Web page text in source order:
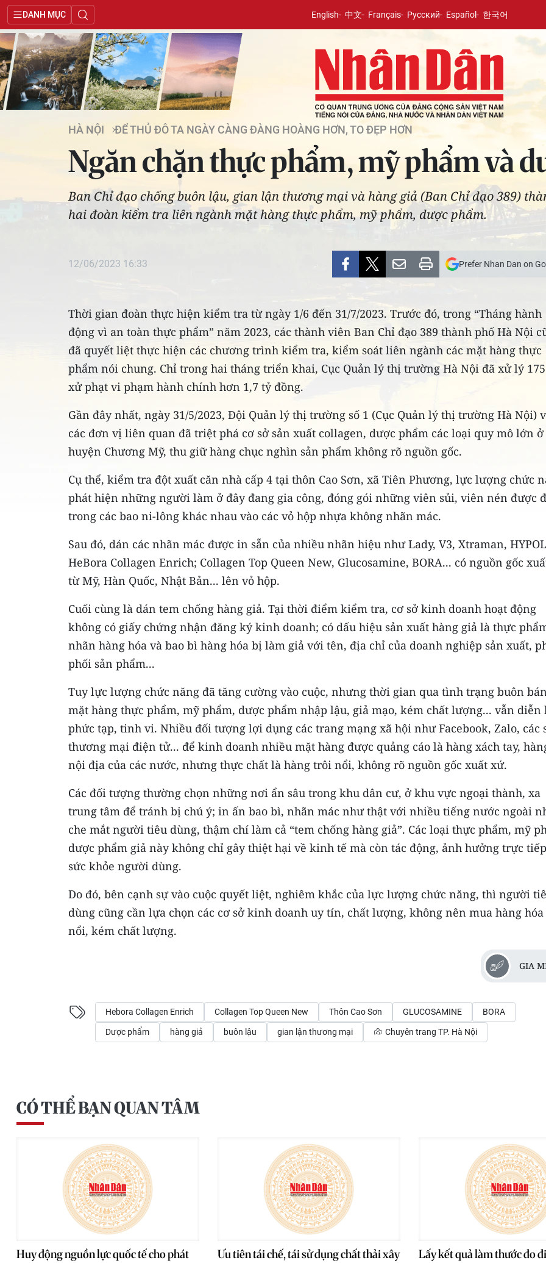
DANH MỤC English 中文 Français Русский Español 한국어
HÀ NỘI ĐỂ THỦ ĐÔ TA NGÀY CÀNG ĐÀNG HOÀNG HƠN, TO ĐẸP HƠN
Ngăn chặn thực phẩm, mỹ phẩm và
Ban Chỉ đạo chống buôn lậu, gian lận thương mại và hàng giả (Ban Chỉ đạo 389)
hai đoàn kiểm tra liên ngành mặt hàng thực phẩm, mỹ phẩm, dược phẩm.
12/06/2023 16:33 Prefer Nhan Dan on
Thời gian đoàn thực hiện kiểm tra từ ngày 1/6 đến 31/7/2023. Trước đó, trong “Tháng hành
động vì an toàn thực phẩm” năm 2023, các thành viên Ban Chỉ đạo 389 thành phố Hà Nội
đã quyết liệt thực hiện các chương trình kiểm tra, kiểm soát liên ngành các mặt hàng thực
phẩm nói chung. Chỉ trong hai tháng triển khai, Cục Quản lý thị trường Hà Nội đã xử lý
xử phạt vi phạm hành chính hơn 1,7 tỷ đồng.
Gần đây nhất, ngày 31/5/2023, Đội Quản lý thị trường số 1 (Cục Quản lý thị trường Hà Nội)
các đơn vị liên quan đã triệt phá cơ sở sản xuất collagen, dược phẩm các loại quy mô lớn ở
huyện Chương Mỹ, thu giữ hàng chục nghìn sản phẩm không rõ nguồn gốc.
Cụ thể, kiểm tra đột xuất căn nhà cấp 4 tại thôn Cao Sơn, xã Tiên Phương, lực lượng chức
phát hiện những người làm ở đây đang gia công, đóng gói những viên sủi, viên nén được
trong các bao ni-lông khác nhau vào các vỏ hộp nhựa không nhãn mác.
Sau đó, dán các nhãn mác được in sẵn của nhiều nhãn hiệu như Lady, V3, Xtraman,
HeBora Collagen Enrich; Collagen Top Queen New, Glucosamine, BORA... có nguồn gốc
từ Mỹ, Hàn Quốc, Nhật Bản... lên vỏ hộp.
Cuối cùng là dán tem chống hàng giả. Tại thời điểm kiểm tra, cơ sở kinh doanh hoạt động
không có giấy chứng nhận đăng ký kinh doanh; có dấu hiệu sản xuất hàng giả là thực
nhãn hàng hóa và bao bì hàng hóa bị làm giả với tên, địa chỉ của doanh nghiệp sản xuất,
phối sản phẩm...
Tuy lực lượng chức năng đã tăng cường vào cuộc, nhưng thời gian qua tình trạng buôn
mặt hàng thực phẩm, mỹ phẩm, dược phẩm nhập lậu, giả mạo, kém chất lượng... vẫn diễn
phức tạp, tinh vi. Nhiều đối tượng lợi dụng các trang mạng xã hội như Facebook, Zalo, các
thương mại điện tử... để kinh doanh nhiều mặt hàng được quảng cáo là hàng xách tay,
nội địa của các nước, nhưng thực chất là hàng trôi nổi, không rõ nguồn gốc xuất xứ.
Các đối tượng thường chọn những nơi ẩn sâu trong khu dân cư, ở khu vực ngoại thành, xa
trung tâm để tránh bị chú ý; in ấn bao bì, nhãn mác như thật với nhiều tiếng nước ngoài
che mắt người tiêu dùng, thậm chí làm cả “tem chống hàng giả”. Các loại thực phẩm, mỹ
dược phẩm giả này không chỉ gây thiệt hại về kinh tế mà còn tác động, ảnh hưởng trực
sức khỏe người dùng.
Do đó, bên cạnh sự vào cuộc quyết liệt, nghiêm khắc của lực lượng chức năng, thì người
dùng cũng cần lựa chọn các cơ sở kinh doanh uy tín, chất lượng, không nên mua hàng
nổi, kém chất lượng.
GIA
Hebora Collagen Enrich Collagen Top Queen New Thôn Cao Sơn GLUCOSAMINE BORA
Dược phẩm hàng giả buôn lậu gian lận thương mại Chuyên trang TP. Hà Nội
CÓ THỂ BẠN QUAN TÂM
Huy động nguồn lực quốc tế cho phát
Ưu tiên tái chế, tái sử dụng chất thải xây
Lấy kết quả làm thước đo